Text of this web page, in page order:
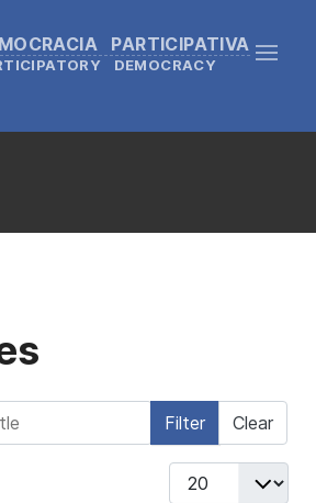
PARTICIPATIVA
DEMOCRACY
Filter Clear
Display #